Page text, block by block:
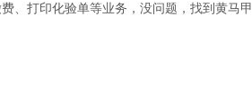
、打印化验单等业务，没问题，找到黄马甲